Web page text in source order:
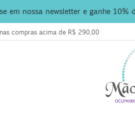
compras acima de R$ 290,00
em nossa newsletter e ganhe 10%